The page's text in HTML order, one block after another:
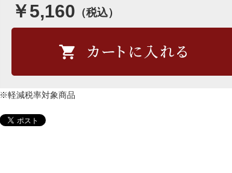
￥5,160 （税込）
※軽減税率対象商品